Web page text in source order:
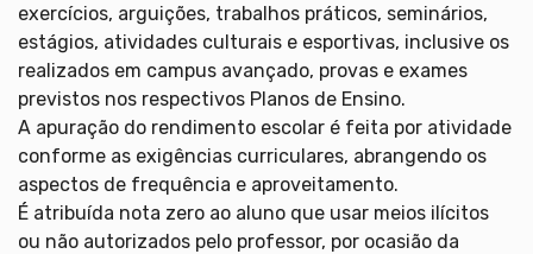
exercícios, arguições, trabalhos práticos, seminários,
estágios, atividades culturais e esportivas, inclusive os
realizados em campus avançado, provas e exames
previstos nos respectivos Planos de Ensino.
A apuração do rendimento escolar é feita por atividade
conforme as exigências curriculares, abrangendo os
aspectos de frequência e aproveitamento.
É atribuída nota zero ao aluno que usar meios ilícitos
ou não autorizados pelo professor, por ocasião da